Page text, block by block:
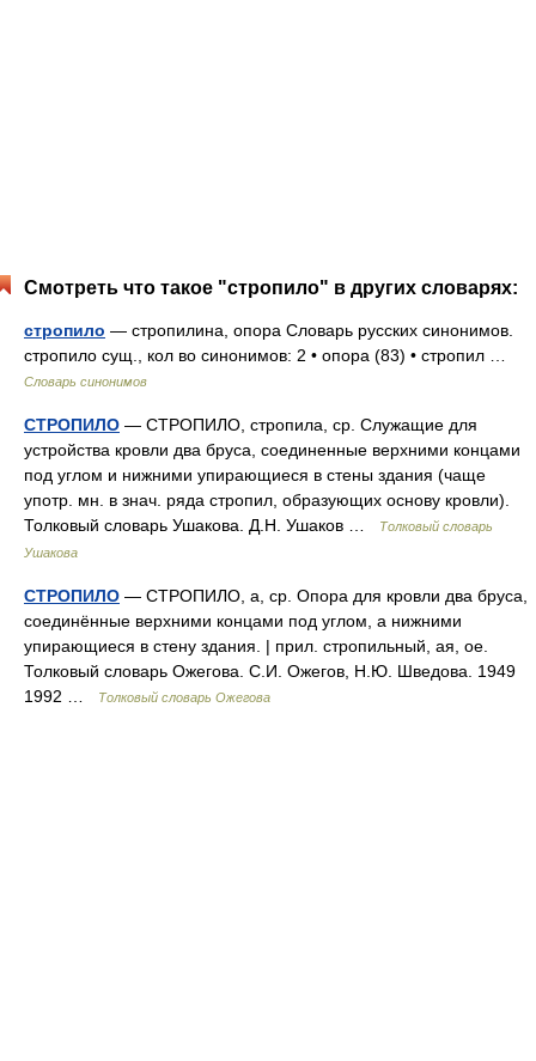
Смотреть что такое "стропило" в других словарях:
стропило — стропилина, опора Словарь русских синонимов.
стропило сущ., кол во синонимов: 2 • опора (83) • стропил …
Словарь синонимов
СТРОПИЛО — СТРОПИЛО, стропила, ср. Служащие для
устройства кровли два бруса, соединенные верхними концами
под углом и нижними упирающиеся в стены здания (чаще
употр. мн. в знач. ряда стропил, образующих основу кровли).
Толковый словарь Ушакова. Д.Н. Ушаков …
Толковый словарь
Ушакова
СТРОПИЛО — СТРОПИЛО, а, ср. Опора для кровли два бруса,
соединённые верхними концами под углом, а нижними
упирающиеся в стену здания. | прил. стропильный, ая, ое.
Толковый словарь Ожегова. С.И. Ожегов, Н.Ю. Шведова. 1949
1992 …
Толковый словарь Ожегова